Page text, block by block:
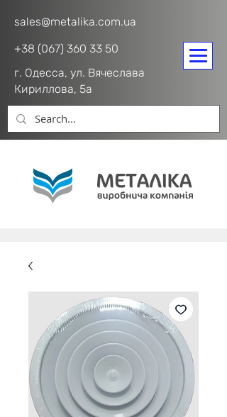
sales@metalika.com.ua
+38 (067) 360 33 50
г. Одесса, ул. Вячеслава
Кириллова, 5а